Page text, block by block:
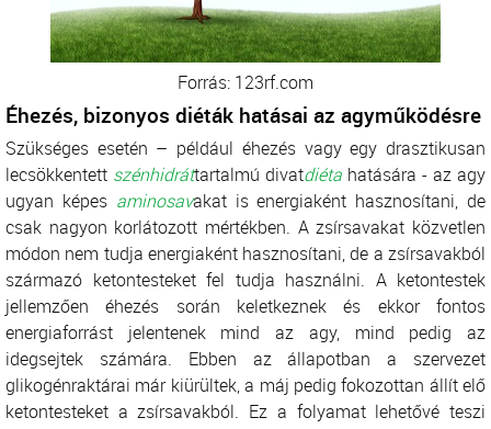
Forrás: 123rf.com
Éhezés, bizonyos diéták hatásai az agyműködésre
Szükséges esetén – például éhezés vagy egy drasztikusan
lecsökkentett szénhidráttartalmú divatdiéta hatására - az agy
ugyan képes aminosavakat is energiaként hasznosítani, de
csak nagyon korlátozott mértékben. A zsírsavakat közvetlen
módon nem tudja energiaként hasznosítani, de a zsírsavakból
származó ketontesteket fel tudja használni. A ketontestek
jellemzően éhezés során keletkeznek és ekkor fontos
energiaforrást jelentenek mind az agy, mind pedig az
idegsejtek számára. Ebben az állapotban a szervezet
glikogénraktárai már kiürültek, a máj pedig fokozottan állít elő
ketontesteket a zsírsavakból. Ez a folyamat lehetővé teszi